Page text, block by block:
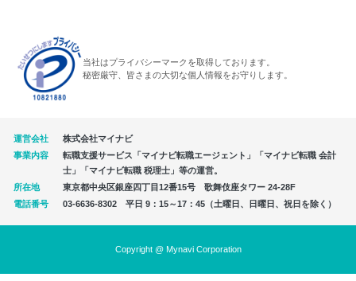
当社はプライバシーマークを取得しております。
秘密厳守、皆さまの大切な個人情報をお守りします。
運営会社
株式会社マイナビ
事業内容
転職支援サービス「マイナビ転職エージェント」「マイナビ転職 会計
士」「マイナビ転職 税理士」等の運営。
所在地
東京都中央区銀座四丁目12番15号 歌舞伎座タワー 24-28F
電話番号
03-6636-8302 平日 9：15～17：45（土曜日、日曜日、祝日を除く）
Copyright @ Mynavi Corporation